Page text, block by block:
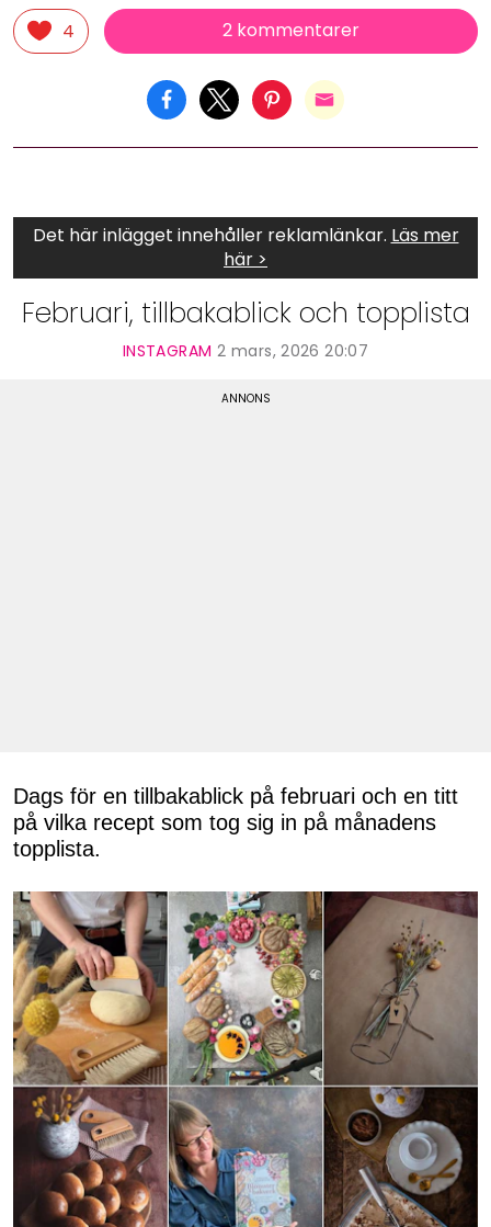
4 2 kommentarer
Det här inlägget innehåller reklamlänkar. Läs mer
här >
Februari, tillbakablick och topplista
INSTAGRAM 2 mars, 2026 20:07
Dags för en tillbakablick på februari och en titt
på vilka recept som tog sig in på månadens
topplista.